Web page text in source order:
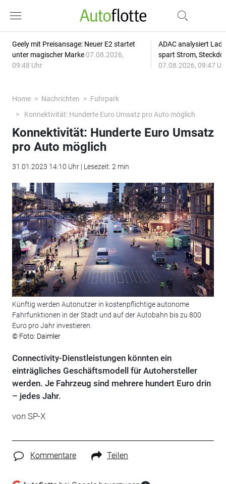
Geely mit Preisansage: Neuer E2 startet
unter magischer Marke 07.08.2026,
09:48 Uhr
ADAC analysiert
spart Strom,
07.08.2026, 09:47
Home Nachrichten
Fuhrpark
Konnektivität: Hunderte Euro Umsatz pro Auto möglich
Konnektivität: Hunderte Euro Umsatz
pro Auto möglich
31.01.2023 14:10 Uhr | Lesezeit: 2 min
Künftig werden Autonutzer in kostenpflichtige autonome
Fahrfunktionen in der Stadt und auf der Autobahn bis zu 800
Euro pro Jahr investieren.
© Foto: Daimler
Connectivity-Dienstleistungen könnten ein
einträgliches Geschäftsmodell für Autohersteller
werden. Je Fahrzeug sind mehrere hundert Euro drin
– jedes Jahr.
von SP-X
Kommentare Teilen